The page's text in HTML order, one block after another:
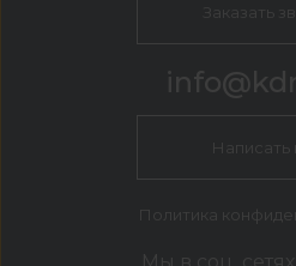
Заказать
Написать
Политика